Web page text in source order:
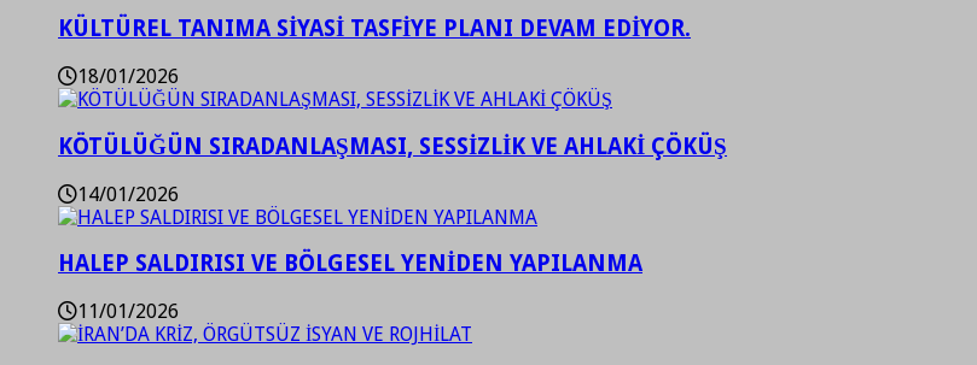
KÜLTÜREL TANIMA SİYASİ TASFİYE PLANI DEVAM EDİYOR.
18/01/2026
KÖTÜLÜĞÜN SIRADANLAŞMASI, SESSİZLİK VE AHLAKİ ÇÖKÜŞ
14/01/2026
HALEP SALDIRISI VE BÖLGESEL YENİDEN YAPILANMA
11/01/2026